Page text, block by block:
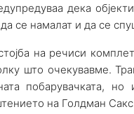
дека
се намалат и да се
на речиси
што очекувавме.
побарувачката,
на Голдман